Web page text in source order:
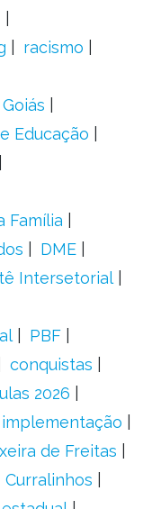
racismo
Goiás
Educação
Família
DME
Intersetorial
PBF
conquistas
2026
implementação
de Freitas
Curralinhos